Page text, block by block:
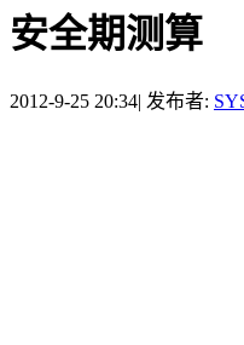
安全期测算
2012-9-25 20:34| 发布者: